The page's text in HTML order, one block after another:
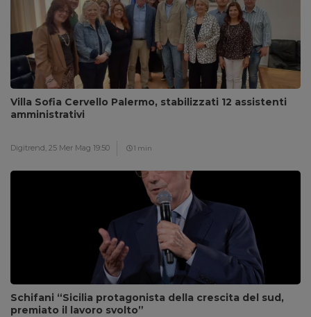
Villa Sofia Cervello Palermo, stabilizzati 12 assistenti
amministrativi
Digitrend, 25 Mer Mag 19:50 1 min
Schifani “Sicilia protagonista della crescita del sud,
premiato il lavoro svolto”